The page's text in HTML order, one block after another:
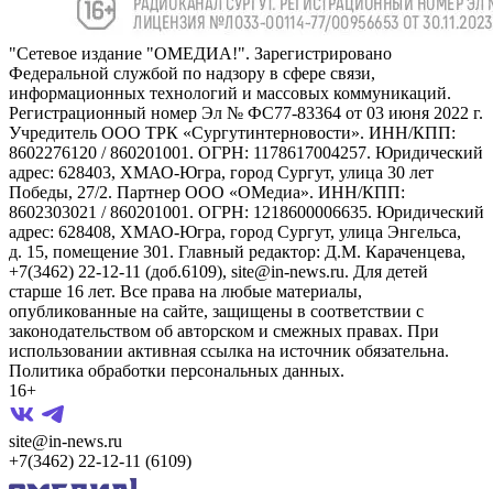
"Сетевое издание "ОМЕДИА!". Зарегистрировано
Федеральной службой по надзору в сфере связи,
информационных технологий и массовых коммуникаций.
Регистрационный номер Эл № ФС77-83364 от 03 июня 2022 г.
Учредитель ООО ТРК «Сургутинтерновости». ИНН/КПП:
8602276120 / 860201001. ОГРН: 1178617004257. Юридический
адрес: 628403, ХМАО-Югра, город Сургут, улица 30 лет
Победы, 27/2. Партнер ООО «ОМедиа». ИНН/КПП:
8602303021 / 860201001. ОГРН: 1218600006635. Юридический
адрес: 628408, ХМАО-Югра, город Сургут, улица Энгельса,
д. 15, помещение 301. Главный редактор: Д.М. Караченцева,
+7(3462) 22-12-11 (доб.6109), site@in-news.ru. Для детей
старше 16 лет. Все права на любые материалы,
опубликованные на сайте, защищены в соответствии с
законодательством об авторском и смежных правах. При
использовании активная ссылка на источник обязательна.
Политика обработки персональных данных.
16+
site@in-news.ru
+7(3462) 22-12-11 (6109)